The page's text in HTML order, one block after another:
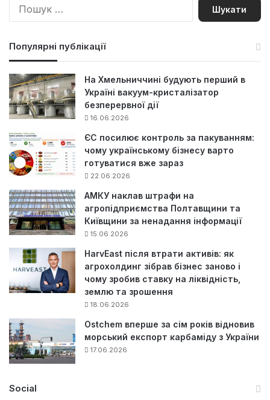
П
Популярні публікації
На Хмельниччині будують перший в
Україні вакуум-кристалізатор
безперервної дії
16.06.2026
ЄС посилює контроль за пакуванням:
чому українському бізнесу варто
готуватися вже зараз
22.06.2026
АМКУ наклав штрафи на
агропідприємства Полтавщини та
Київщини за ненадання інформації
15.06.2026
HarvEast після втрати активів: як
агрохолдинг зібрав бізнес заново і
чому зробив ставку на ліквідність,
землю та зрошення
18.06.2026
Ostchem вперше за сім років відновив
морський експорт карбаміду з України
17.06.2026
Social